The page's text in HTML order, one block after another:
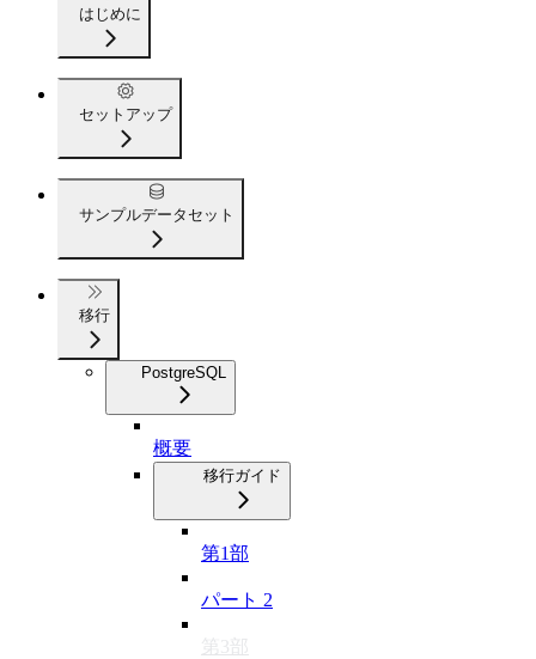
はじめに
セットアップ
サンプルデータセット
移行
PostgreSQL
概要
移行ガイド
第1部
パート 2
第3部